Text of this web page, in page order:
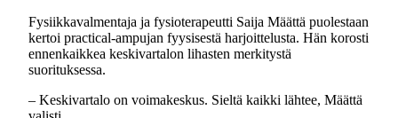
Fysiikkavalmentaja ja fysioterapeutti Saija Määttä puolestaan
kertoi practical-ampujan fyysisestä harjoittelusta. Hän korosti
ennenkaikkea keskivartalon lihasten merkitystä
suorituksessa.
– Keskivartalo on voimakeskus. Sieltä kaikki lähtee, Määttä